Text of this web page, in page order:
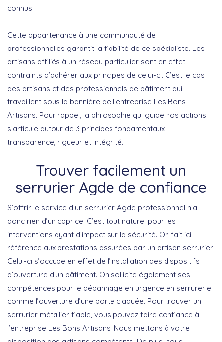
connus.
Cette appartenance à une communauté de
professionnelles garantit la fiabilité de ce spécialiste. Les
artisans affiliés à un réseau particulier sont en effet
contraints d’adhérer aux principes de celui-ci. C’est le cas
des artisans et des professionnels de bâtiment qui
travaillent sous la bannière de l’entreprise Les Bons
Artisans. Pour rappel, la philosophie qui guide nos actions
s’articule autour de 3 principes fondamentaux :
transparence, rigueur et intégrité.
Trouver facilement un
serrurier Agde de confiance
S’offrir le service d’un serrurier Agde professionnel n’a
donc rien d’un caprice. C’est tout naturel pour les
interventions ayant d’impact sur la sécurité. On fait ici
référence aux prestations assurées par un artisan serrurier.
Celui-ci s’occupe en effet de l’installation des dispositifs
d’ouverture d’un bâtiment. On sollicite également ses
compétences pour le dépannage en urgence en serrurerie
comme l’ouverture d’une porte claquée. Pour trouver un
serrurier métallier fiable, vous pouvez faire confiance à
l’entreprise Les Bons Artisans. Nous mettons à votre